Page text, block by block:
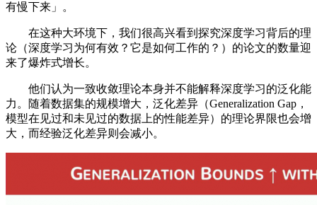
有慢下来」。
在这种大环境下，我们很高兴看到探究深度学习背后的理
论（深度学习为何有效？它是如何工作的？）的论文的数量迎
来了爆炸式增长。
他们认为一致收敛理论本身并不能解释深度学习的泛化能
力。随着数据集的规模增大，泛化差异（Generalization Gap，
模型在见过和未见过的数据上的性能差异）的理论界限也会增
大，而经验泛化差异则会减小。